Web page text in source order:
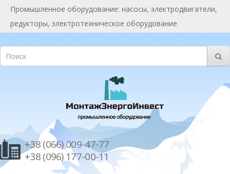
Промышленное оборудование: насосы, электродвигатели,
редукторы, электротехническое оборудование
+38 (066) 009-47-77
+38 (096) 177-00-11